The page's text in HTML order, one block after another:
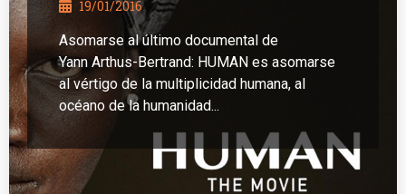
19/01/2016
Asomarse al último documental de
Yann Arthus-Bertrand: HUMAN es asomarse
al vértigo de la multiplicidad humana, al
océano de la humanidad...